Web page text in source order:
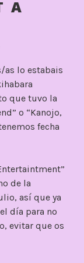
A
as lo estabais
que tuvo la
o “Kanojo,
fecha
de la
así que ya
día para no
evitar que os